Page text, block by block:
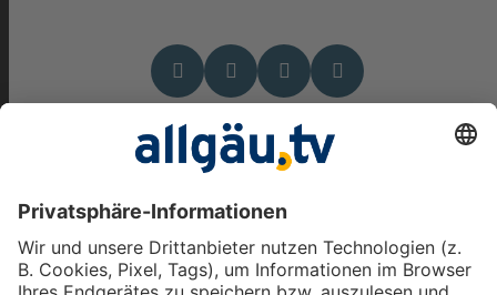
Das könnte Dich auch
interessieren